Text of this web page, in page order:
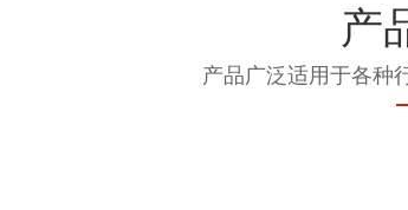
产
产品广泛适用于各种